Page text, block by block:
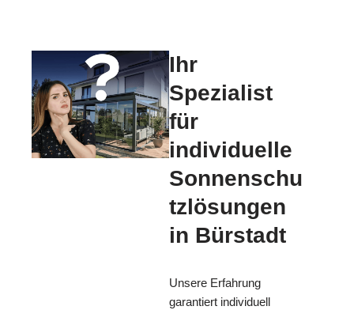
Ihr
Spezialist
für
individuelle
Sonnenschu
tzlösungen
in Bürstadt
Unsere Erfahrung
garantiert individuell